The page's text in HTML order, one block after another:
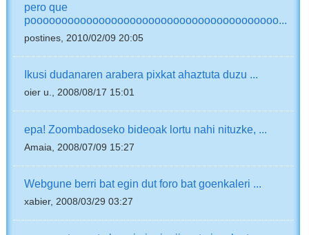
pero que
poooooooooooooooooooooooooooooooooooooooo...
postines, 2010/02/09 20:05
Ikusi dudanaren arabera pixkat ahaztuta duzu ...
oier u., 2008/08/17 15:01
epa! Zoombadoseko bideoak lortu nahi nituzke, ...
Amaia, 2008/07/09 15:27
Webgune berri bat egin dut foro bat goenkaleri ...
xabier, 2008/03/29 03:27